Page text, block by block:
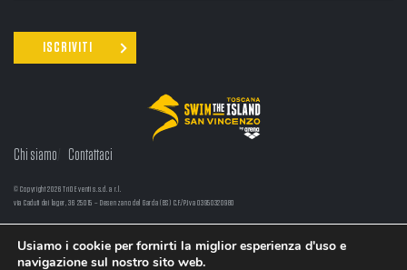
Chi siamo Contattaci
© Copyright 2026 TriO Eventi s.s.d. a r.l.
via Caduti dei lager, 36 25015 – Desenzano del Garda (BS) C.F./P.Iva 03950320980
LINGUA: EN/IT
Usiamo i cookie per fornirti la miglior esperienza d'uso e
navigazione sul nostro sito web.